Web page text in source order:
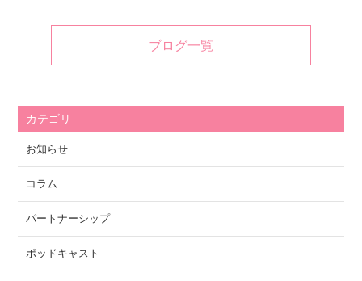
ブログ一覧
カテゴリ
お知らせ
コラム
パートナーシップ
ポッドキャスト